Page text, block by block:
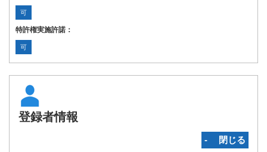
可
特許権実施許諾：
可
登録者情報
‐ 閉じる